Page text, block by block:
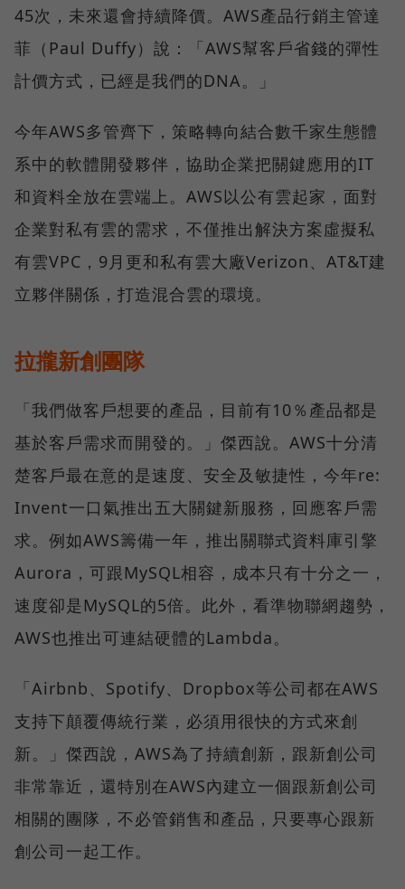
45次，未來還會持續降價。AWS產品行銷主管達
菲（Paul Duffy）說：「AWS幫客戶省錢的彈性
計價方式，已經是我們的DNA。」
今年AWS多管齊下，策略轉向結合數千家生態體
系中的軟體開發夥伴，協助企業把關鍵應用的IT
和資料全放在雲端上。AWS以公有雲起家，面對
企業對私有雲的需求，不僅推出解決方案虛擬私
有雲VPC，9月更和私有雲大廠Verizon、AT&T建
立夥伴關係，打造混合雲的環境。
拉攏新創團隊
「我們做客戶想要的產品，目前有10％產品都是
基於客戶需求而開發的。」傑西說。AWS十分清
楚客戶最在意的是速度、安全及敏捷性，今年re:
Invent一口氣推出五大關鍵新服務，回應客戶需
求。例如AWS籌備一年，推出關聯式資料庫引擎
Aurora，可跟MySQL相容，成本只有十分之一，
速度卻是MySQL的5倍。此外，看準物聯網趨勢，
AWS也推出可連結硬體的Lambda。
「Airbnb、Spotify、Dropbox等公司都在AWS
支持下顛覆傳統行業，必須用很快的方式來創
新。」傑西說，AWS為了持續創新，跟新創公司
非常靠近，還特別在AWS內建立一個跟新創公司
相關的團隊，不必管銷售和產品，只要專心跟新
創公司一起工作。